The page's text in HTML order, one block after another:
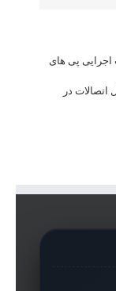
اجرایی پی های
در